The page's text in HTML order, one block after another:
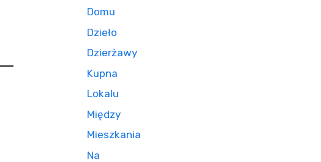
Domu
Dzieło
Dzierżawy
Kupna
Lokalu
Między
Mieszkania
Na